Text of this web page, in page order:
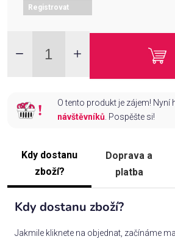
Registrovat
O tento produkt je zájem! Nyní
návštěvníků. Pospěšte si!
Kdy dostanu
zboží?
Doprava a
platba
Kdy dostanu zboží?
Jakmile kliknete na objednat, začínáme